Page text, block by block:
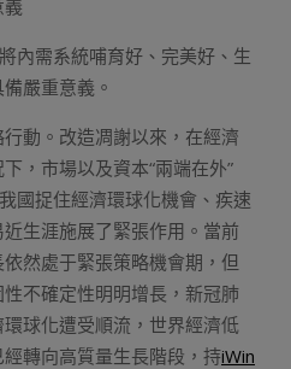
內需系統哺育好、完美好、生
嚴重意義。
動。改造凋謝以來，在經濟
，市場以及資本“兩端在外”
國捉住經濟環球化機會、疾速
生涯施展了緊張作用。當前
然處于緊張策略機會期，但
不確定性明明增長，新冠肺
球化遭受順流，世界經濟低
轉向高質量生長階段，持iWin